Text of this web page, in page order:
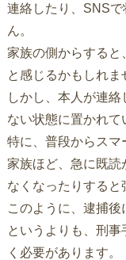
連絡したり、SNS
ん。
家族の側からすると
と感じるかもしれま
しかし、本人が連
ない状態に置かれて
特に、普段からスマ
家族ほど、急に既読
なくなったりすると
このように、逮捕
というよりも、刑
く必要があります。